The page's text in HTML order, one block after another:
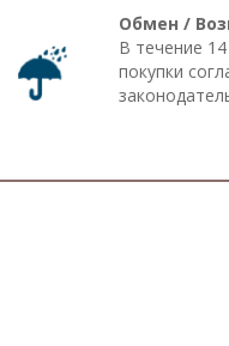
Обмен /
В течение
покупки